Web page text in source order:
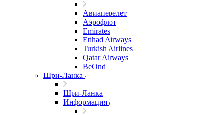
Авиаперелет
Аэрофлот
Emirates
Etihad Airways
Turkish Airlines
Qatar Airways
BeOnd
Шри-Ланка
Шри-Ланка
Информация